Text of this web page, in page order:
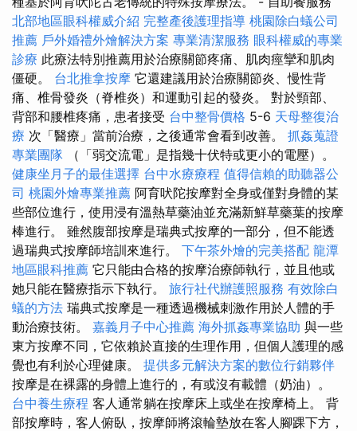
北部地區眼科權威介紹 完整產後護理指導 桃園除白蟻公司
推薦 戶外婚禮外燴解決方案 專業清潔服務 眼科權威的專業
診療 此療法特別推薦用於治療關節疼痛、肌肉痙攣和肌肉
僵硬。 台北推拿按摩 它還建議用於治療關節炎、慢性背
痛、椎骨發炎（脊椎炎）和運動引起的發炎。 對於頸部、
背部和腰椎疼痛，患者接受 台中整骨價格 5-6 天母整復治
療 次「醫療」當前治療，之後通常會看到改善。 抓姦蒐證
專業團隊 （「弱交流電」是指幾十伏特或更小的電壓）。
健康坐月子的最佳選擇 台中水療療程 值得信賴的助聽器公
司 桃園外燴專業推薦 阿育吠陀按摩對全身或僅對身體的某
些部位進行，使用浸有溫熱草藥油並充滿新鮮草藥葉的按摩
棒進行。 雖然腹部按摩是瑞典式按摩的一部分，但不能透
過瑞典式按摩師培訓來進行。 下午茶外燴的完美搭配 龍潭
地區眼科推薦 它只能由合格的按摩治療師執行，並且他或
她只能在醫療指示下執行。 旅行社代辦護照服務 有效除白
蟻的方法 瑞典式按摩是一種透過機械刺激作用於人體的手
動治療技術。 嘉義月子中心推薦 海外抓姦專業協助 與一些
東方按摩不同，它依賴於直接的生理作用，但個人護理的感
覺也有利於心理健康。 提供多元解決方案的數位行銷夥伴
按摩是在裸露的身體上進行的，有或沒有載體（奶油）。
台中養生療程 客人通常躺在按摩床上或坐在按摩椅上。 背
部按摩時，客人俯臥，按摩師將滾輪墊放在客人腳踝下方，